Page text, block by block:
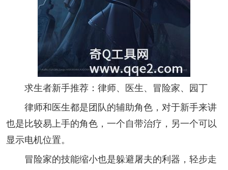
求生者新手推荐：律师、医生、冒险家、园丁
律师和医生都是团队的辅助角色，对于新手来讲
也是比较易上手的角色，一个自带治疗，另一个可以
显示电机位置。
冒险家的技能缩小也是躲避屠夫的利器，轻步走